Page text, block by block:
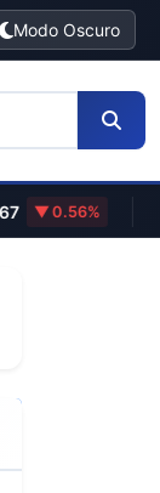
Modo Oscuro
0.56%